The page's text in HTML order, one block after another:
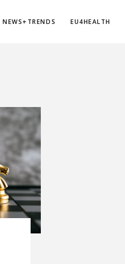
NEWS+TRENDS EU4HEALTH